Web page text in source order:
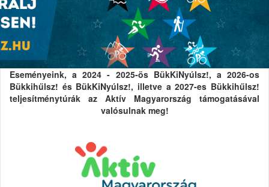
Eseményeink, a 2024 - 2025-ös BükKiNyúlsz!, a 2026-os
Bükkihűlsz! és BükKiNyúlsz!, illetve a 2027-es Bükkihűlsz!
teljesítménytúrák az Aktív Magyarország támogatásával
valósulnak meg!